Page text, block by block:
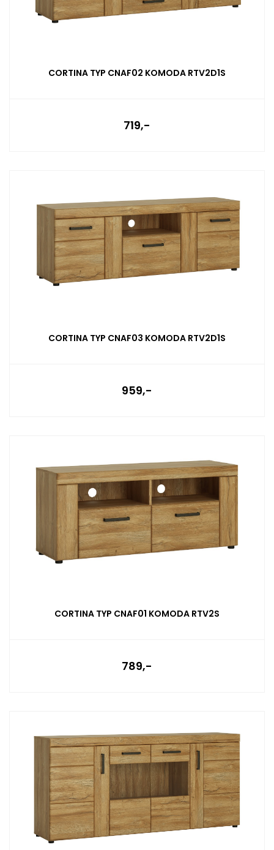
CORTINA TYP CNAF02 KOMODA RTV2D1S
719,-
CORTINA TYP CNAF03 KOMODA RTV2D1S
959,-
CORTINA TYP CNAF01 KOMODA RTV2S
789,-